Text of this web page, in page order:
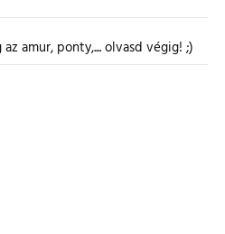
amur, ponty,.... olvasd végig! ;)